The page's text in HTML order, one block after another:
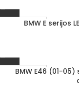
1–3 d. d.
BMW E serijos
1–3 d. d.
BMW E46 (01-